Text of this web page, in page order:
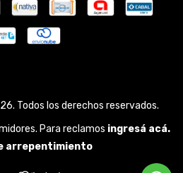
Todos los derechos reservados.
Para reclamos ingresá acá.
arrepentimiento